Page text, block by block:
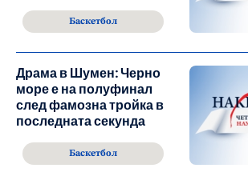
Баскетбол
Драма в Шумен: Черно
море е на полуфинал
след фамозна тройка в
последната секунда
Баскетбол